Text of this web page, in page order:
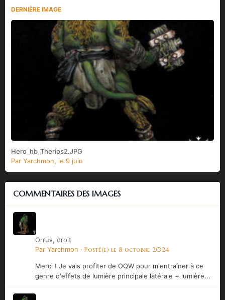
DERNIÈRE IMAGE
Hero_hb_Therios2.JPG
Par Yarchmon, le 9 juin
COMMENTAIRES DES IMAGES
Orrus, droit
Par Yarchmon · Posté(e) le 8 octobre 2024
Merci ! Je vais profiter de OQW pour m'entraîner à ce
genre d'effets de lumière principale latérale + lumière...